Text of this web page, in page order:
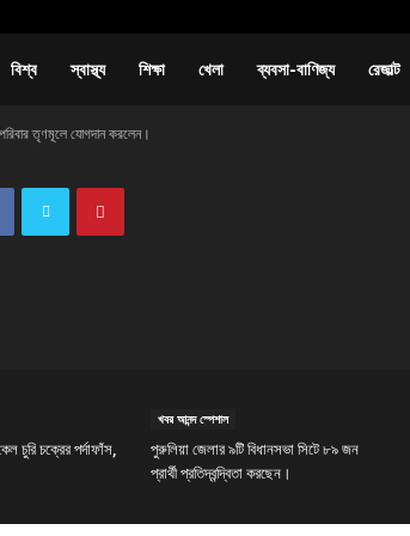
বিশ্ব স্বাস্থ্য শিক্ষা খেলা ব্যবসা-বাণিজ্য রেজাল্ট
তৃণমূলে যোগদান করলেন।
চুরি চক্রের পর্দাফাঁস,
খবর আনন্দ স্পেশাল
পুরুলিয়া জেলার ৯টি বিধানসভা সিটে ৮৯ জন
প্রার্থী প্রতিদ্বন্দ্বিতা করছেন।